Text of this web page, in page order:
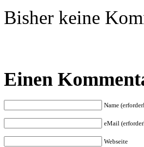
Bisher keine
Einen
Name
eMail
Webseite